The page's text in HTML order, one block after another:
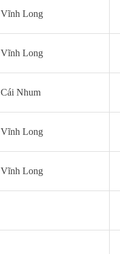
Vĩnh Long
Vĩnh Long
Cái Nhum
Vĩnh Long
Vĩnh Long